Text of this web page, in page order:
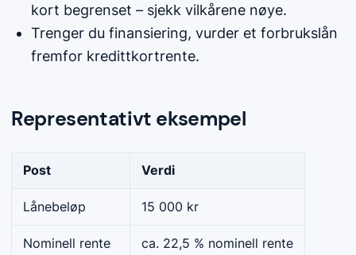
kort begrenset – sjekk vilkårene nøye.
Trenger du finansiering, vurder et forbrukslån
fremfor kredittkortrente.
Representativt eksempel
Post Verdi
Lånebeløp 15 000 kr
Nominell rente ca. 22,5 % nominell rente